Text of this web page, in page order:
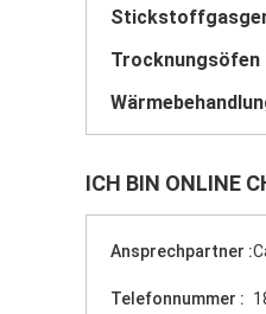
Trocknungsöfen
ICH BIN ONLINE
Ansprechpartner :
Telefonnummer :